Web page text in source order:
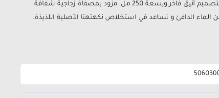
مع إبريق شاي زجاجي مقاوم للحرارة, بتصميم أنيق فاخر وبسعة 250 مل, مزود بمصفاة زجاجية شفافة
الدافئ و تساعد في استخلاص نكهتهتا الأصلية اللذيذة.